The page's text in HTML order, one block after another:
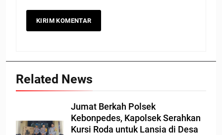
Related News
Jumat Berkah Polsek
Kebonpedes, Kapolsek Serahkan
Kursi Roda untuk Lansia di Desa